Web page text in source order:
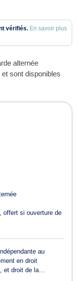
vérifiés. En savoir plus
alternée
sont disponibles
à
offert si ouverture de
au
en droit
et droit de la